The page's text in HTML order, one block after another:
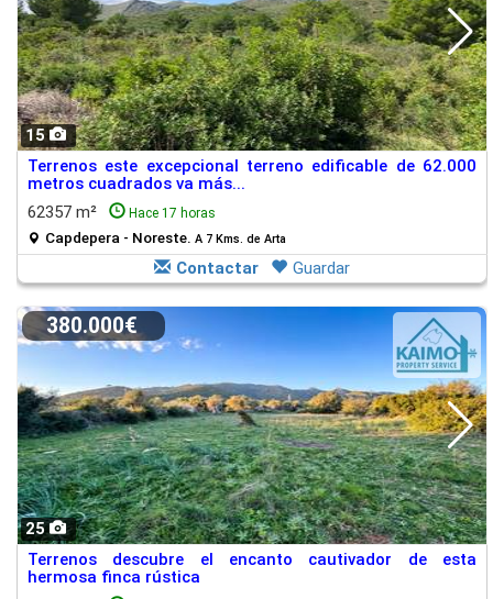
15
Terrenos este excepcional terreno edificable de 62.000
metros cuadrados va más...
62357 m²
Hace 17 horas
Capdepera - Noreste. A 7 Kms. de Arta
Contactar Guardar
25
380.000€
Terrenos descubre el encanto cautivador de esta
hermosa finca rústica